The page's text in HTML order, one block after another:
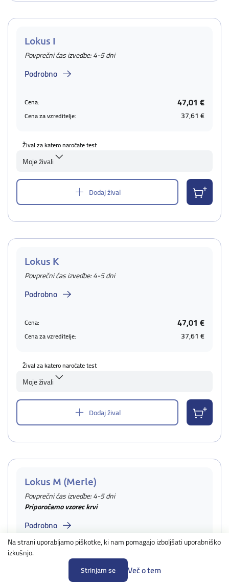
Na strani uporabljamo piškotke, ki nam pomagajo izboljšati uporabniško
izkušnjo.
Strinjam se
Več o tem
Lokus I
Povprečni čas izvedbe: 4-5 dni
Podrobno
Cena: 47,01 €
Cena za vzreditelje: 37,61 €
Žival za katero naročate test
Moje živali
Dodaj žival
Lokus K
Povprečni čas izvedbe: 4-5 dni
Podrobno
Cena: 47,01 €
Cena za vzreditelje: 37,61 €
Žival za katero naročate test
Moje živali
Dodaj žival
Lokus M (Merle)
Povprečni čas izvedbe: 4-5 dni
Priporočamo vzorec krvi
Podrobno
Cena: